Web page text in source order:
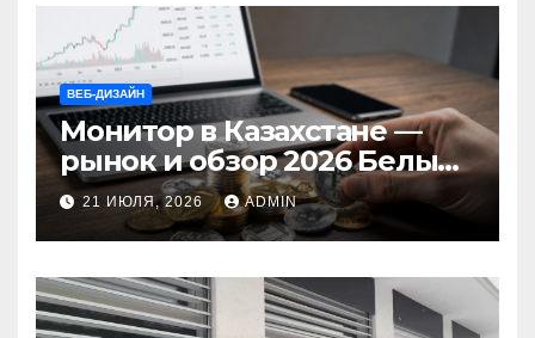
ВЕБ-ДИЗАЙН
Монитор в Казахстане —
рынок и обзор 2026 Белый
Ветер Shop.kz
21 ИЮЛЯ, 2026 ADMIN